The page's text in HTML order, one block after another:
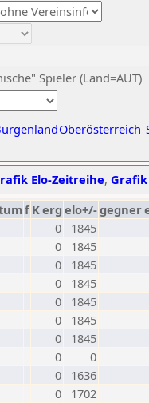
Spieler (Land=AUT)
Oberösterreich
Elo-Zeitreihe,
f Kerg elo+/-gegner
0
1845
0
1845
0
1845
0
1845
0
1845
0
1845
0
1845
0
0
0
1636
0
1702